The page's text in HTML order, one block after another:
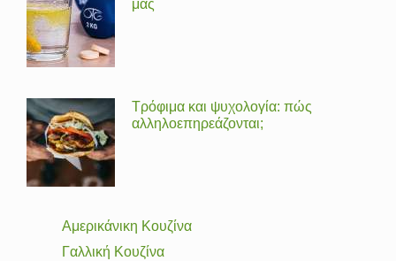
μας
Τρόφιμα και ψυχολογία: πώς
αλληλοεπηρεάζονται;
Αμερικάνικη Κουζίνα
Γαλλική Κουζίνα